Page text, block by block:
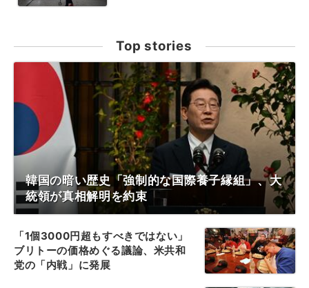
Top stories
韓国の暗い歴史「強制的な国際養子縁組」、大
統領が真相解明を約束
「1個3000円超もすべきではない」
ブリトーの価格めぐる議論、米共和
党の「内戦」に発展